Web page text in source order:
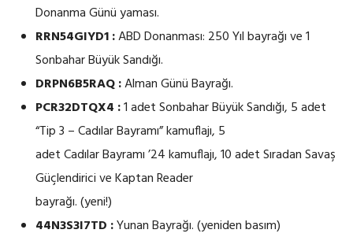
Donanma Günü yaması.
RRN54GIYD1 :ABD Donanması: 250 Yıl bayrağı ve 1
Sonbahar Büyük Sandığı.
DRPN6B5RAQ :Alman Günü Bayrağı.
PCR32DTQX4 :1 adet Sonbahar Büyük Sandığı, 5 adet
“Tip 3 – Cadılar Bayramı” kamuflajı, 5
adet Cadılar Bayramı ’24 kamuflajı, 10 adet Sıradan Savaş
Güçlendirici ve Kaptan Reader
bayrağı. (yeni!)
44N3S3I7TD :Yunan Bayrağı. (yeniden basım)